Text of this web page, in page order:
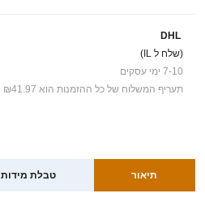
DHL
(שלח ל IL)
7-10 ימי עסקים
תעריף המשלוח של כל ההזמנות הוא ₪41.97
תיאור טבלת מידות